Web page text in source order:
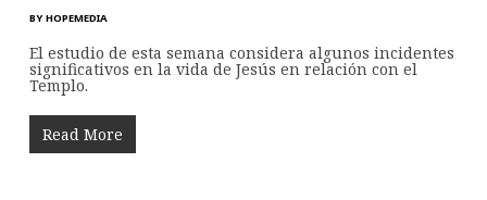
BY HOPEMEDIA
El estudio de esta semana considera algunos incidentes
significativos en la vida de Jesús en relación con el
Templo.
Read More